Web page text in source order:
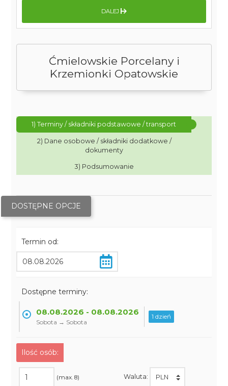
Ćmielowskie Porcelany i
Krzemionki Opatowskie
1) Terminy / składniki podstawowe / transport
2) Dane osobowe / składniki dodatkowe /
dokumenty
3) Podsumowanie
DOSTĘPNE OPCJE
Termin od:
Dostępne terminy:
08.08.2026 - 08.08.2026
Sobota → Sobota
1 dzień
Ilość osób:
(max. 8) Waluta:
DALEJ